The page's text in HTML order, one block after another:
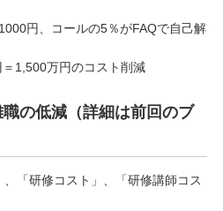
円、コールの5％がFAQで自己解
1,500万円のコスト削減
の低減（詳細は前回のブ
「研修コスト」、「研修講師コス